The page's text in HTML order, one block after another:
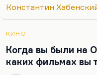
быть не ограничено
оно ограничено по
очень коротких
коротких
и оно эффективно.
Константин
КИНО
Когда вы были на
каких фильмах вы